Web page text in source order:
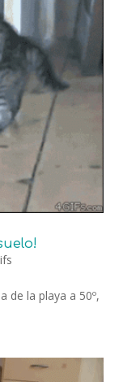
de la playa a 50º,